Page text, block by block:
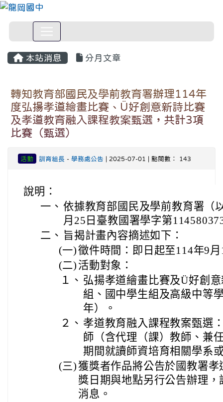
本站消息 分月文章
轉知教育部國民及學前教育署辦理114年
度弘揚孝道繪畫比賽、Ü好創意新詩比賽
及孝道教育融入課程教案甄選，共計3項
比賽（甄選）
活動 訓育組長 - 學務處公告 | 2025-07-01 | 點閱數： 143
說明：
一、 依據教育部國民及學前教育署（
月25日臺教國署學字第
二、 旨揭計畫內容摘述如下：
(一)徵件時間：即日起至114年9
(二) 活動對象：
１、 弘揚孝道繪畫比賽及Ü好創
組、國中學生組及高級中等
年）。
２、 孝道教育融入課程教案甄選
師（含代理（課）教師、兼
期間就讀師資培育相關學系
(三) 獲獎者作品將公告於國教署
獎日期與地點另行公告辦理
消息。